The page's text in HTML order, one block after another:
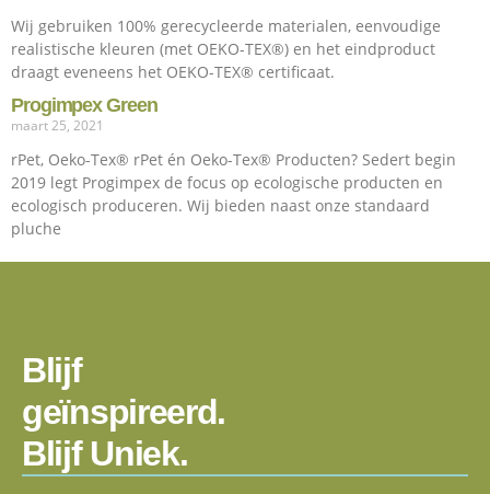
Wij gebruiken 100% gerecycleerde materialen, eenvoudige
realistische kleuren (met OEKO-TEX®) en het eindproduct
draagt eveneens het OEKO-TEX® certificaat.
Progimpex Green
maart 25, 2021
rPet, Oeko-Tex® rPet én Oeko-Tex® Producten? Sedert begin
2019 legt Progimpex de focus op ecologische producten en
ecologisch produceren. Wij bieden naast onze standaard
pluche
Blijf
geïnspireerd.
Blijf Uniek.